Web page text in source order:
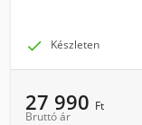
 Készleten
27 990 Ft
Bruttó ár